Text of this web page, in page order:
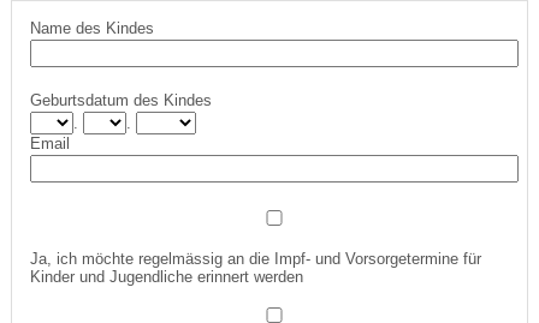
Name des Kindes
Geburtsdatum des Kindes
Email
Ja, ich möchte regelmässig an die Impf- und Vorsorgetermine für
Kinder und Jugendliche erinnert werden